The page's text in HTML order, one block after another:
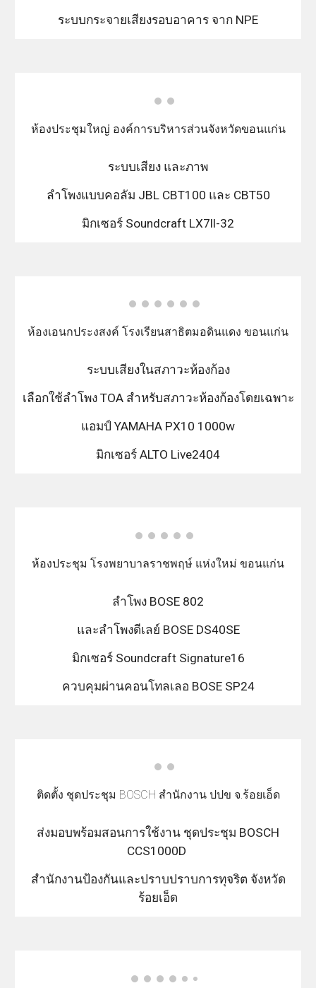
ระบบกระจายเสียงรอบอาคาร จาก NPE
ห้องประชุมใหญ่ องค์การบริหารส่วนจังหวัดขอนแก่น
ระบบเสียง และภาพ
ลำโพงแบบคอลัม JBL CBT100 และ CBT50
มิกเซอร์ Soundcraft LX7ll-32
ห้องเอนกประงสงค์ โรงเรียนสาธิตมอดินแดง ขอนแก่น
ระบบเสียงในสภาวะห้องก้อง
เลือกใช้ลำโพง TOA สำหรับสภาวะห้องก้องโดยเฉพาะ
แอมป์ YAMAHA PX10 1000w
มิกเซอร์ ALTO Live2404
ห้องประชุม โรงพยาบาลราชพฤษ์ แห่งใหม่ ขอนแก่น
ลำโพง BOSE 802
และลำโพงดีเลย์ BOSE DS40SE
มิกเซอร์ Soundcraft Signature16
ควบคุมผ่านคอนโทลเลอ BOSE SP24
ติดตั้ง ชุดประชุม BOSCH สำนักงาน ปปข จ.ร้อยเอ็ด
ส่งมอบพร้อมสอนการใช้งาน ชุดประชุม BOSCH
CCS1000D
สำนักงานป้องกันและปราบปราบการทุจริต จังหวัด
ร้อยเอ็ด